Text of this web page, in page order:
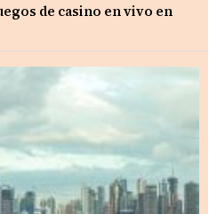
de casino en vivo en